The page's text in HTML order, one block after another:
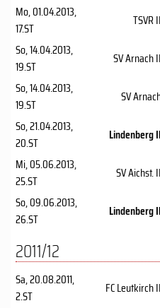
Mo, 01.04.2013,
17.ST
TSVR II
So, 14.04.2013,
19.ST
SV Arnach II
So, 14.04.2013,
19.ST
SV
So, 21.04.2013,
20.ST
Lindenberg II
Mi, 05.06.2013,
25.ST
SV Aichst. II
So, 09.06.2013,
26.ST
Lindenberg II
2011/12
Sa, 20.08.2011,
2.ST
FC Leutkirch II